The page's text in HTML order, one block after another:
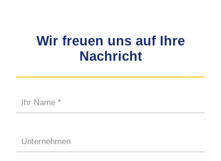
Wir freuen uns auf Ihre
Nachricht